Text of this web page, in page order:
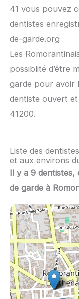
41 vous pouvez
dentistes
de-garde.org
Les
possiblité d’être
garde pour avoir
dentiste ouvert
41200.
Liste des
et aux environs
Il y a 9 dentistes,
de garde à